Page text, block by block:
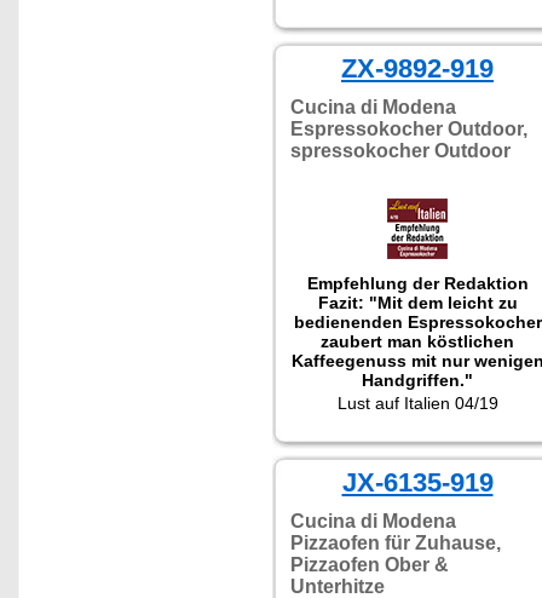
ZX-9892-919
Cucina di Modena
Espressokocher Outdoor,
spressokocher Outdoor
Empfehlung der Redaktion
Fazit: "Mit dem leicht zu
bedienenden Espressokocher
zaubert man köstlichen
Kaffeegenuss mit nur
Handgriffen."
Lust auf Italien 04/19
JX-6135-919
Cucina di Modena
Pizzaofen für Zuhause,
Pizzaofen Ober &
Unterhitze